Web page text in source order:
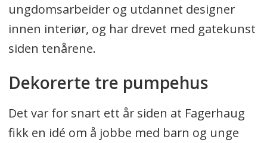
ungdomsarbeider og utdannet designer
innen interiør, og har drevet med gatekunst
siden tenårene.
Dekorerte tre pumpehus
Det var for snart ett år siden at Fagerhaug
fikk en idé om å jobbe med barn og unge